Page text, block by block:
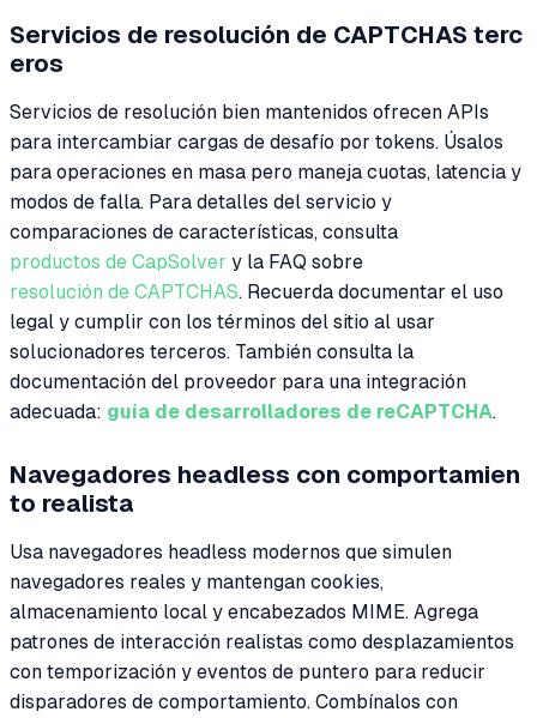
Servicios de resolución de CAPTCHAS terc
eros
Servicios de resolución bien mantenidos ofrecen APIs
para intercambiar cargas de desafío por tokens. Úsalos
para operaciones en masa pero maneja cuotas, latencia y
modos de falla. Para detalles del servicio y
comparaciones de características, consulta
productos de CapSolver y la FAQ sobre
resolución de CAPTCHAS. Recuerda documentar el uso
legal y cumplir con los términos del sitio al usar
solucionadores terceros. También consulta la
documentación del proveedor para una integración
adecuada: guía de desarrolladores de reCAPTCHA.
Navegadores headless con comportamien
to realista
Usa navegadores headless modernos que simulen
navegadores reales y mantengan cookies,
almacenamiento local y encabezados MIME. Agrega
patrones de interacción realistas como desplazamientos
con temporización y eventos de puntero para reducir
disparadores de comportamiento. Combínalos con